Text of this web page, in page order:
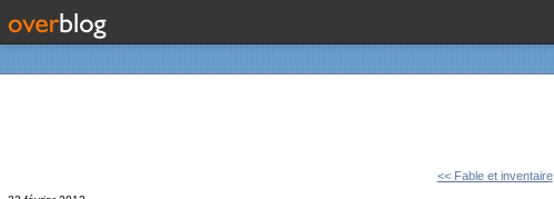
<< Fable et inventaire